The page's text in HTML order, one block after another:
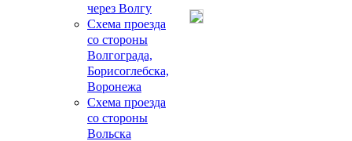
через Волгу
Схема проезда
со стороны
Волгограда,
Борисоглебска,
Воронежа
Схема проезда
со стороны
Вольска